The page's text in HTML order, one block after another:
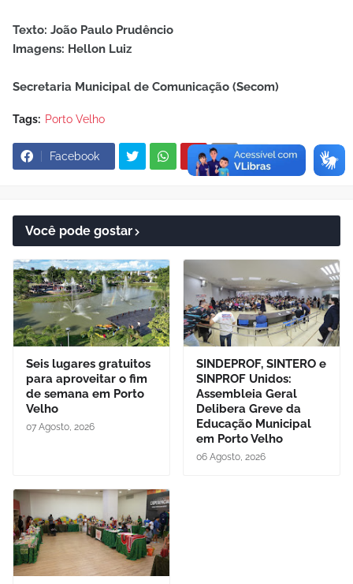
Texto: João Paulo Prudêncio
Imagens: Hellon Luiz
Secretaria Municipal de Comunicação (Secom)
Tags: Porto Velho
Facebook
Você pode gostar
Seis lugares gratuitos
para aproveitar o fim
de semana em Porto
Velho
07 Agosto, 2026
SINDEPROF, SINTERO e
SINPROF Unidos:
Assembleia Geral
Delibera Greve da
Educação Municipal
em Porto Velho
06 Agosto, 2026